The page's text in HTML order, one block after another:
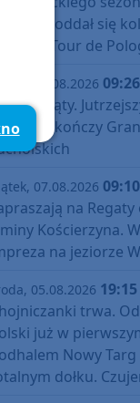
bytowski oddał się
podczas Tour de
07.08.2026 09:26
dziesiąty.
zakończy
07.08.2026 09:10
na
Kościerzyna.
na jeziorze
05.08.2026 19:15
trwa.
już w
Nowy Targ
dołku.